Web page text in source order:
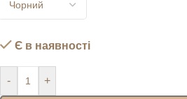
Є в наявності
- +